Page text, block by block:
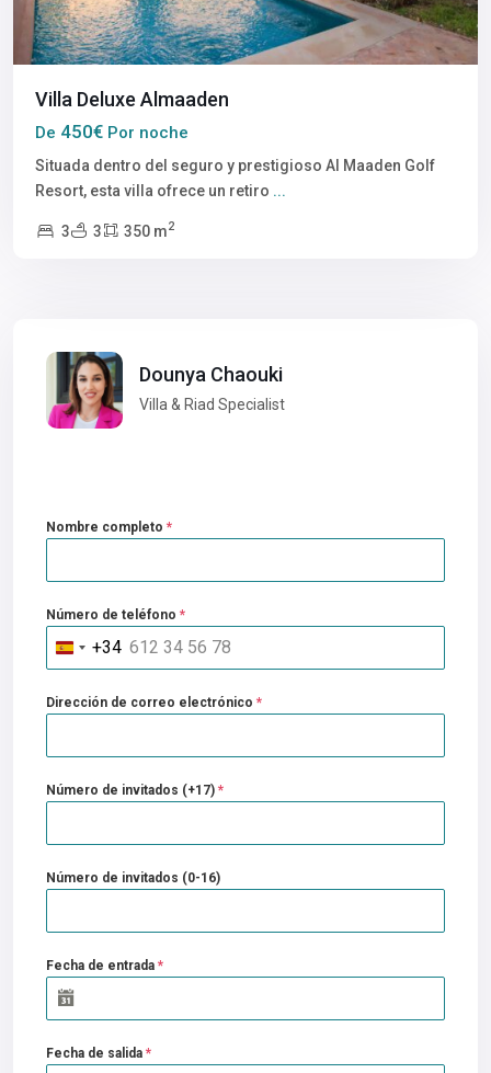
Villa Deluxe Almaaden
De 450€ Por noche
Situada dentro del seguro y prestigioso Al Maaden Golf
Resort, esta villa ofrece un retiro ...
3 3 350 m2
Dounya Chaouki
Villa & Riad Specialist
Nombre completo *
Número de teléfono *
Spain+34
Dirección de correo electrónico *
Número de invitados (+17) *
Número de invitados (0-16)
Fecha de entrada *
Fecha de salida *